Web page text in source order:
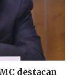
destacan